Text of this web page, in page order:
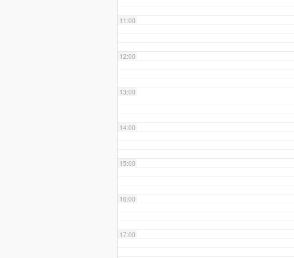
11:00
12:00
13:00
14:00
15:00
16:00
17:00